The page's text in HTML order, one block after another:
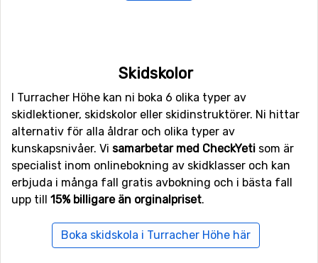
skidresan som inte är intresserade av att åka snowboard
eller skidor i backarna kan man istället ägna sig åt
längdskidåkning då det finns 21 kilometer spår för
längskidåkning. Om ni vill ta det lite lugnare en dag och
få en skön vinterupplevelse kan ni ger ut och vandra, i
Turracher Höhe finns nämligen preparerade spår för
vinterhiking.
Flyger man till Kärnten, Klagenfurt kommer man riktigt
Skidskolor
I Turracher Höhe kan ni boka 6 olika typer av
skidlektioner, skidskolor eller skidinstruktörer. Ni hittar
alternativ för alla åldrar och olika typer av
kunskapsnivåer. Vi samarbetar med CheckYeti som är
specialist inom onlinebokning av skidklasser och kan
erbjuda i många fall gratis avbokning och i bästa fall
upp till 15% billigare än orginalpriset.
Boka skidskola i Turracher Höhe här